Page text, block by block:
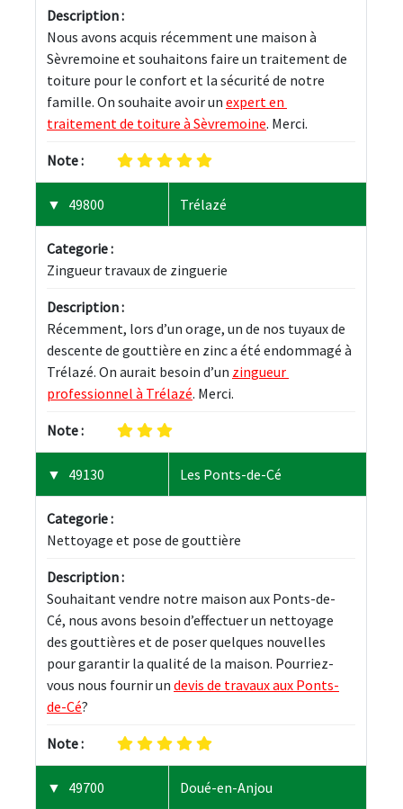
Description :
Nous avons acquis récemment une maison à
Sèvremoine et souhaitons faire un traitement de
toiture pour le confort et la sécurité de notre
famille. On souhaite avoir un expert en
traitement de toiture à Sèvremoine. Merci.
Note :
49800 Trélazé
Categorie :
Zingueur travaux de zinguerie
Description :
Récemment, lors d’un orage, un de nos tuyaux de
descente de gouttière en zinc a été endommagé à
Trélazé. On aurait besoin d’un zingueur
professionnel à Trélazé. Merci.
Note :
49130 Les Ponts-de-Cé
Categorie :
Nettoyage et pose de gouttière
Description :
Souhaitant vendre notre maison aux Ponts-de-
Cé, nous avons besoin d’effectuer un nettoyage
des gouttières et de poser quelques nouvelles
pour garantir la qualité de la maison. Pourriez-
vous nous fournir un devis de travaux aux Ponts-
de-Cé?
Note :
49700 Doué-en-Anjou